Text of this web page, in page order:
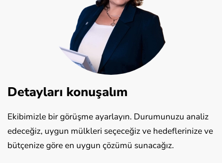
Detayları konuşalım
Ekibimizle bir görüşme ayarlayın. Durumunuzu analiz
edeceğiz, uygun mülkleri seçeceğiz ve hedeflerinize ve
bütçenize göre en uygun çözümü sunacağız.